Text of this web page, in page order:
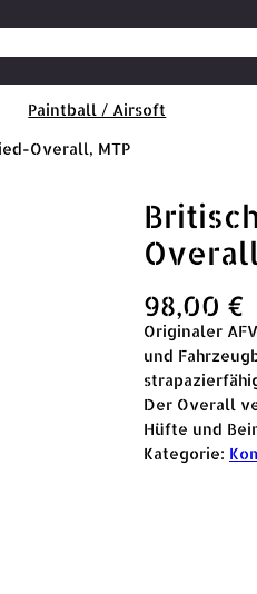
Paintball / Airsoft
Overall, MTP
98,00 €
Originaler
und
Der Overall
Hüfte und
Kategorie: